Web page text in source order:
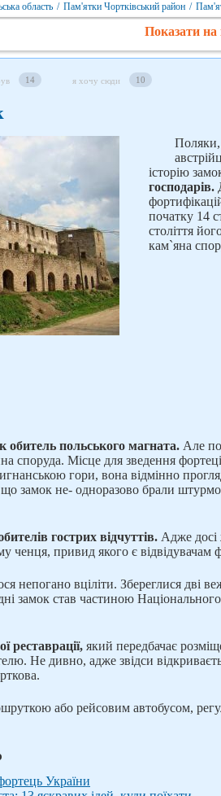
область / Пам'ятки Чортківський район /
Показати на
14 я хочу сюди 10
Поляки,
історію
господарів.
початку 14
століття
кам`яна
обитель польського магната. Але
споруда. Місце для зведення
гори, вона відмінно
замок не- одноразово брали
гострих відчуттів. Адже досі
ченця, привид якого є відвідувачам
непогано вціліти. Збереглися дві
замок став частиною
реставрації, який передбачає
Не дивно, адже звідси
або рейсовим автобусом,
України